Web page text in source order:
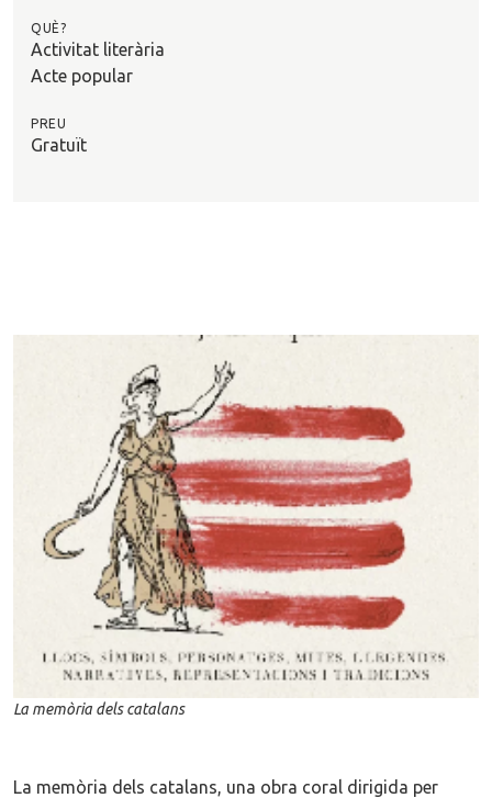
QUÈ?
Activitat literària
Acte popular
PREU
Gratuït
La memòria dels catalans
La memòria dels catalans, una obra coral dirigida per